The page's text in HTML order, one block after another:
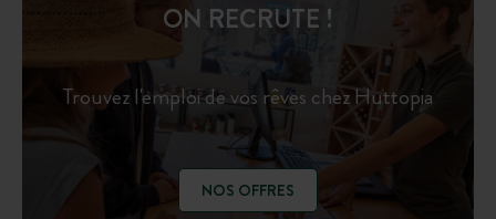
ON RECRUTE !
Trouvez l'emploi de vos rêves chez Huttopia
NOS OFFRES